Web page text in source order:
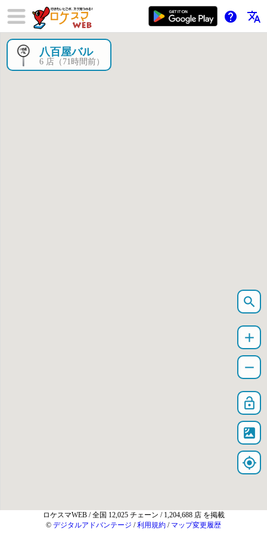
help translate
八百屋バル
6 店（71時間前）
search
add
remove
lock_open
satellite
my_location
ロケスマWEB / 全国 12,025 チェーン / 1,204,688 店 を掲載
© デジタルアドバンテージ /利用規約 / マップ変更履歴